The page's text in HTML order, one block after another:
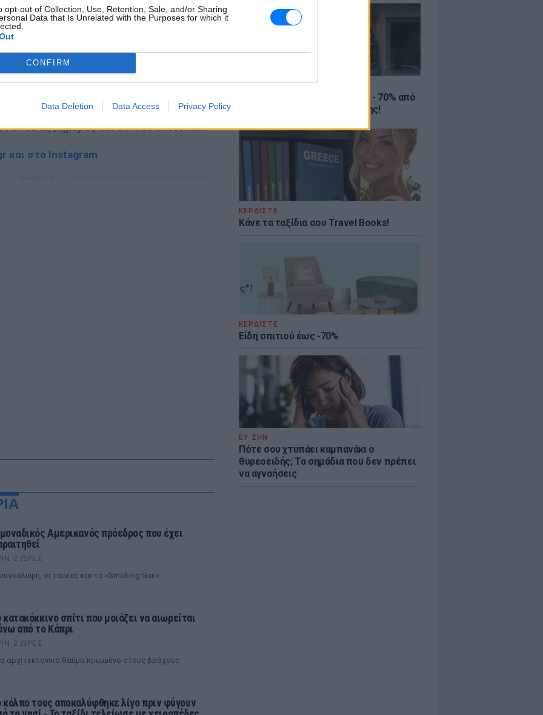
opt-out of Collection, Use, Retention, Sale, and/or Sharing
Data that Is Unrelated with the Purposes for which it
CONFIRM
Data Deletion Data Access Privacy Policy
ΚΕΡΔΙΣΤΕ
Καλοκαιρινές εκπτώσεις έως - 70% από
τα μεγαλύτερα eshops ένδυσης!
ΚΕΡΔΙΣΤΕ
Κάνε τα ταξίδια σου Travel Books!
ΚΕΡΔΙΣΤΕ
Είδη σπιτιού έως -70%
ΕΥ ΖΗΝ
Πότε σου χτυπάει καμπανάκι ο
θυρεοειδής; Τα σημάδια που δεν πρέπει
να αγνοήσεις
στοGoogle Newsκαι μάθετε πρώτοιτα
νέα της ημέρας και ότι σου κάνει κλικ!
και στο Instagram
Αμερικανός πρόεδρος που έχει
2 ΏΡΕΣ
οι ταινίες και το «Smoking Gun»
κατακόκκινο σπίτι που μοιάζει να αιωρείται
από το Κάπρι
2 ΏΡΕΣ
αρχιτεκτονικό θαύμα κρυμμένο στους βράχους
κόλπο τους αποκαλύφθηκε λίγο πριν φύγουν